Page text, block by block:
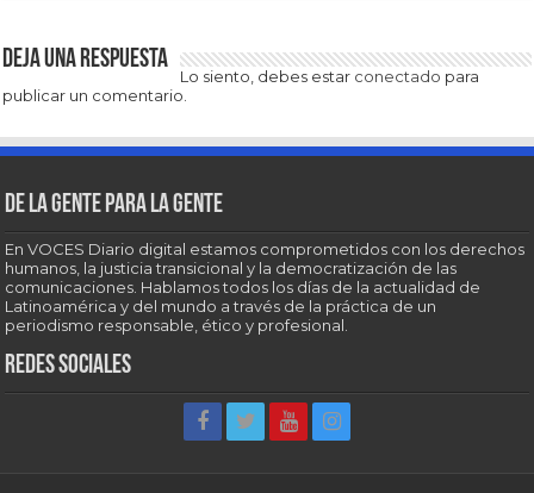
Deja una respuesta
Lo siento, debes estar conectado para
publicar un comentario.
De la gente para la gente
En VOCES Diario digital estamos comprometidos con los derechos
humanos, la justicia transicional y la democratización de las
comunicaciones. Hablamos todos los días de la actualidad de
Latinoamérica y del mundo a través de la práctica de un
periodismo responsable, ético y profesional.
Redes sociales